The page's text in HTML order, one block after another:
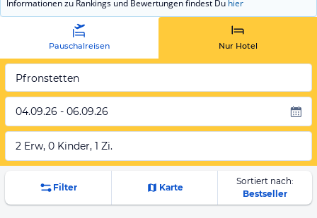
Informationen zu Rankings und Bewertungen findest Du hier
Pauschalreisen Nur Hotel
Pfronstetten
04.09.26 - 06.09.26
2 Erw, 0 Kinder, 1 Zi.
Filter Karte
Sortiert nach:
Bestseller